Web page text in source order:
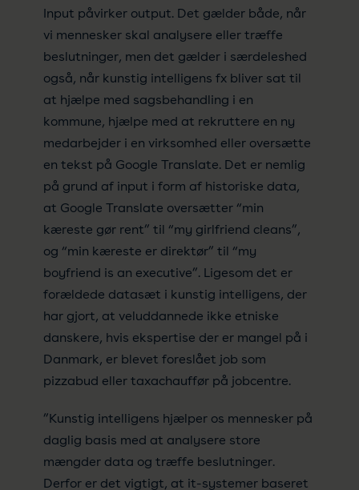
Input påvirker output. Det gælder både, når
vi mennesker skal analysere eller træffe
beslutninger, men det gælder i særdeleshed
også, når kunstig intelligens fx bliver sat til
at hjælpe med sagsbehandling i en
kommune, hjælpe med at rekruttere en ny
medarbejder i en virksomhed eller oversætte
en tekst på Google Translate. Det er nemlig
på grund af input i form af historiske data,
at Google Translate oversætter “min
kæreste gør rent” til “my girlfriend cleans”,
og “min kæreste er direktør” til “my
boyfriend is an executive”. Ligesom det er
forældede datasæt i kunstig intelligens, der
har gjort, at veluddannede ikke etniske
danskere, hvis ekspertise der er mangel på i
Danmark, er blevet foreslået job som
pizzabud eller taxachauffør på jobcentre.
”Kunstig intelligens hjælper os mennesker på
daglig basis med at analysere store
mængder data og træffe beslutninger.
Derfor er det vigtigt, at it-systemer baseret